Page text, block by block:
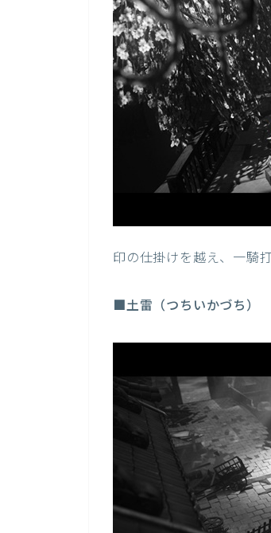
印の仕掛けを越え、一騎
■土雷（つちいかづち）